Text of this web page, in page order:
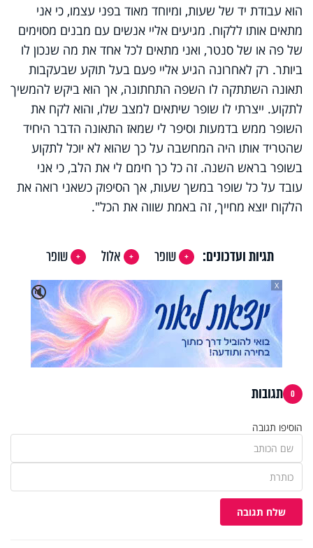
הוא עבודת יד של שעות, ומיוחד מאוד בפני עצמו, כי אני
מתאים אותו ללקוח. מגיעים אליי אנשים עם מבנים מסוימים
של פה או של סנטר, ואני מתאים לכל אחד את מה שנכון לו
ביותר. רק לאחרונה הגיע אליי פעם בעל תוקע שבעקבות
תאונה השתתקה לו השפה התחתונה, אך הוא ביקש להמשיך
לתקוע. ייצרתי לו שופר שיתאים למצב שלו, והוא לקח את
השופר ממש בדמעות וסיפר לי שמאז התאונה הדבר היחיד
שהטריד אותו היה המחשבה על כך שהוא לא יוכל לתקוע
בשופר בראש השנה. זה כל כך חימם לי את הלב, כי אני
עובד על כל שופר במשך שעות, אך הסיפוק כשאני רואה את
הלקוח יוצא מחייך, זה באמת שווה את הכל".
תגיות ועדכונים: שופר אלול
שופר
🔇
X
0 תגובות
הוסיפו תגובה
שלח תגובה